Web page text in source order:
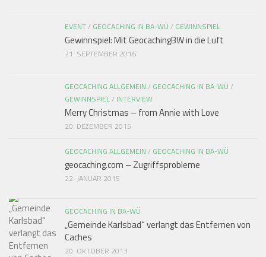
EVENT/ GEOCACHING IN BA-WÜ / GEWINNSPIEL
Gewinnspiel: Mit GeocachingBW in die Luft
21. SEPTEMBER 2016
GEOCACHING ALLGEMEIN / GEOCACHING IN BA-WÜ /
GEWINNSPIEL/ INTERVIEW
Merry Christmas – from Annie with Love
20. DEZEMBER 2015
GEOCACHING ALLGEMEIN / GEOCACHING IN BA-WÜ
geocaching.com – Zugriffsprobleme
22. JANUAR 2015
GEOCACHING IN BA-WÜ
„Gemeinde Karlsbad“ verlangt das Entfernen von
Caches
20. OKTOBER 2013